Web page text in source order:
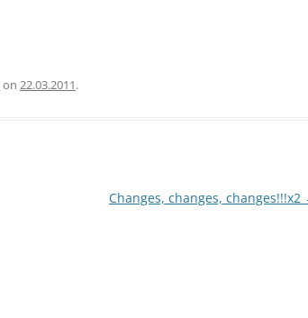
on 22.03.2011.
Changes, changes, changes!!!x2